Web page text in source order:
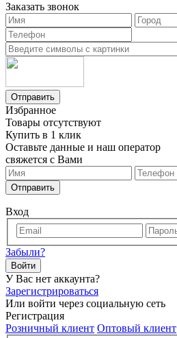
Заказать звонок
Отправить
Избранное
Товары отсутствуют
Купить в 1 клик
Оставьте данные и наш оператор
свяжется с Вами
Отправить
Вход
Забыли?
Войти
У Вас нет аккаунта?
Зарегистрироваться
Или войти через социальную сеть
Регистрация
Розничный клиент Оптовый клиент